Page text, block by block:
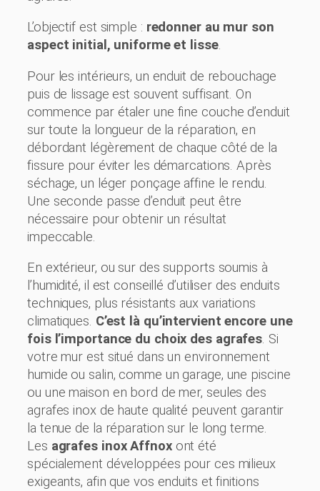
L’objectif est simple : redonner au mur son
aspect initial, uniforme et lisse.
Pour les intérieurs, un enduit de rebouchage
puis de lissage est souvent suffisant. On
commence par étaler une fine couche d’enduit
sur toute la longueur de la réparation, en
débordant légèrement de chaque côté de la
fissure pour éviter les démarcations. Après
séchage, un léger ponçage affine le rendu.
Une seconde passe d’enduit peut être
nécessaire pour obtenir un résultat
impeccable.
En extérieur, ou sur des supports soumis à
l’humidité, il est conseillé d’utiliser des enduits
techniques, plus résistants aux variations
climatiques. C’est là qu’intervient encore une
fois l’importance du choix des agrafes. Si
votre mur est situé dans un environnement
humide ou salin, comme un garage, une piscine
ou une maison en bord de mer, seules des
agrafes inox de haute qualité peuvent garantir
la tenue de la réparation sur le long terme.
Les agrafes inox Affnoxont été
spécialement développées pour ces milieux
exigeants, afin que vos enduits et finitions